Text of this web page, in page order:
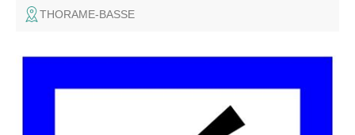
THORAME-BASSE
Un beau point de vue sur l'un des plus grand Canyon
d'Europe, direction le fameux Chalet de la Maline.